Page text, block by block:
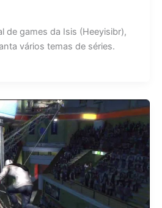
de games da Isis (Heeyisibr),
vários temas de séries.